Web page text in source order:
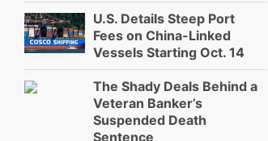
U.S. Details Steep Port
Fees on China-Linked
Vessels Starting Oct. 14
The Shady Deals Behind a
Veteran Banker’s
Suspended Death
Sentence